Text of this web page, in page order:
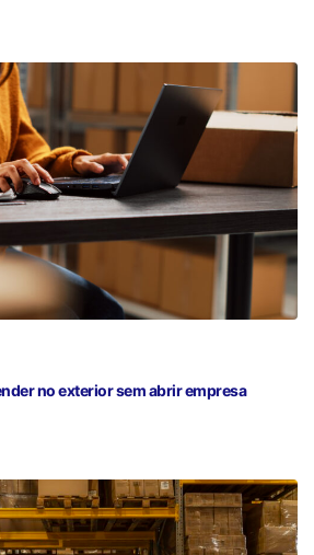
no exterior sem abrir empresa